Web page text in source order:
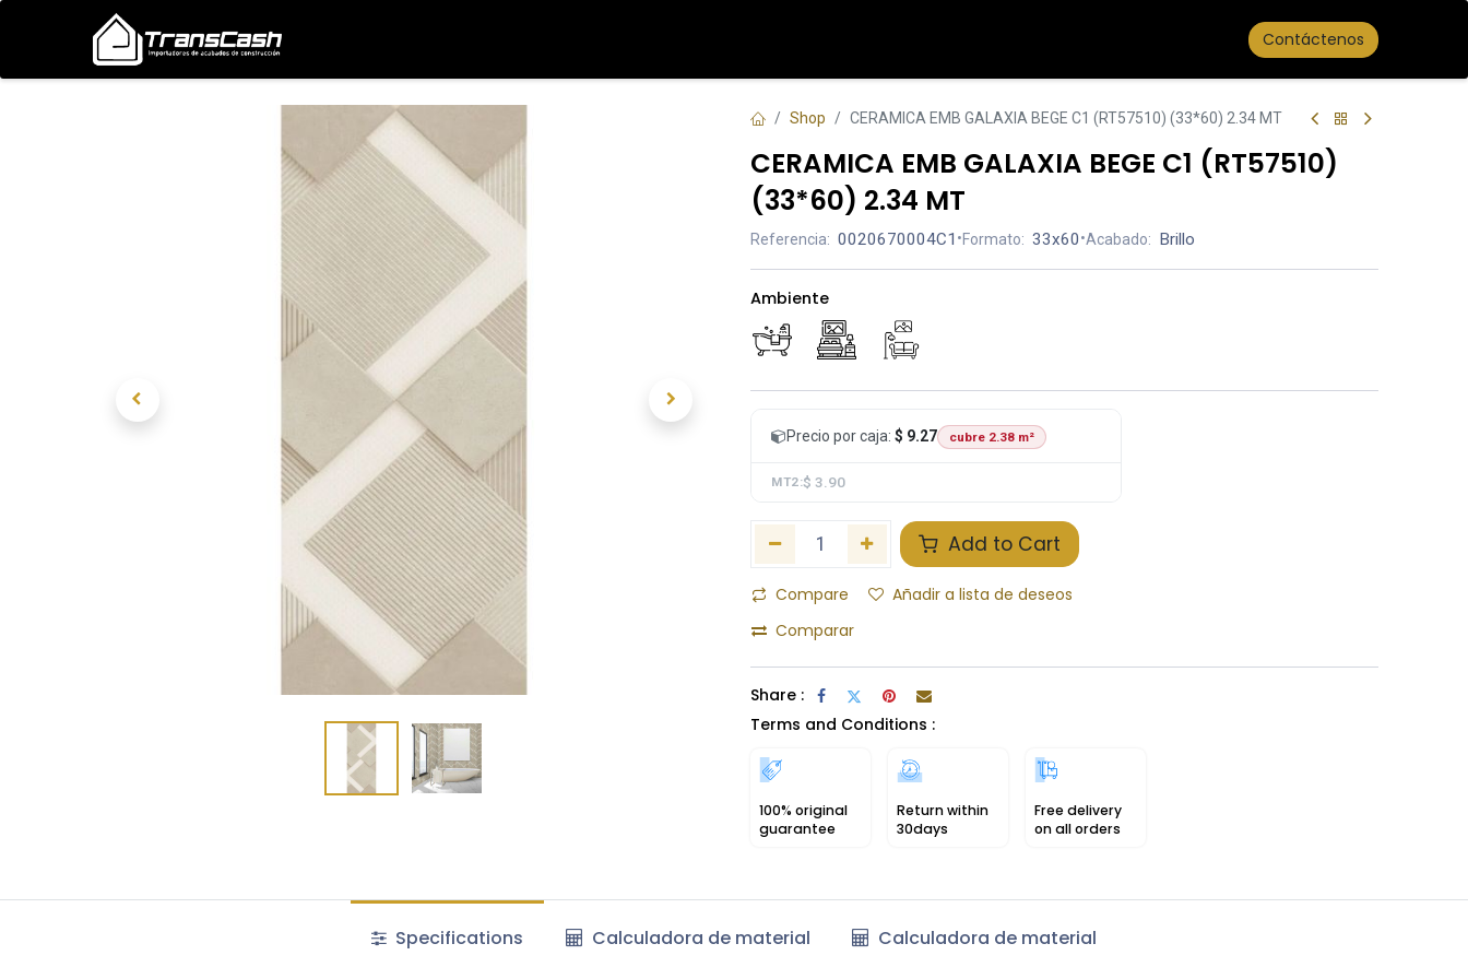
Contáctenos
Shop CERAMICA EMB GALAXIA BEGE C1 (RT57510) (33*60) 2.34 MT
CERAMICA EMB GALAXIA BEGE C1 (RT57510)
(33*60) 2.34 MT
Referencia: 0020670004C1 •Formato: 33x60•Acabado: Brillo
Ambiente
Precio por caja: $ 9.27 cubre 2.38 m²
MT2:$ 3.90
Add to Cart
Compare
Añadir a lista de deseos
Comparar
Share :
Terms and Conditions :
100% original
guarantee
Return within
30days
Free delivery
on all orders
Specifications Calculadora de material Calculadora de material